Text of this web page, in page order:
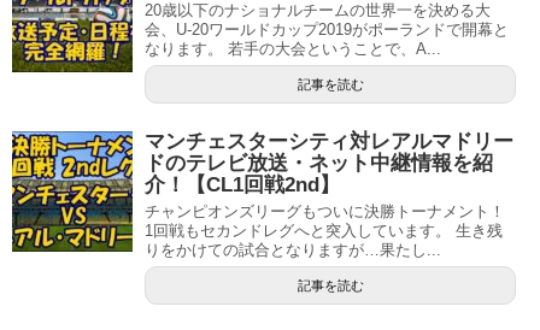
20歳以下のナショナルチームの世界一を決める大
会、U-20ワールドカップ2019がポーランドで開幕と
なります。 若手の大会ということで、A...
記事を読む
マンチェスターシティ対レアルマドリー
ドのテレビ放送・ネット中継情報を紹
介！【CL1回戦2nd】
チャンピオンズリーグもついに決勝トーナメント！
1回戦もセカンドレグへと突入しています。 生き残
りをかけての試合となりますが…果たし...
記事を読む